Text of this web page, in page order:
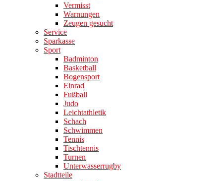
Vermisst
Warnungen
Zeugen gesucht
Service
Sparkasse
Sport
Badminton
Basketball
Bogensport
Einrad
Fußball
Judo
Leichtathletik
Schach
Schwimmen
Tennis
Tischtennis
Turnen
Unterwasserrugby
Stadtteile